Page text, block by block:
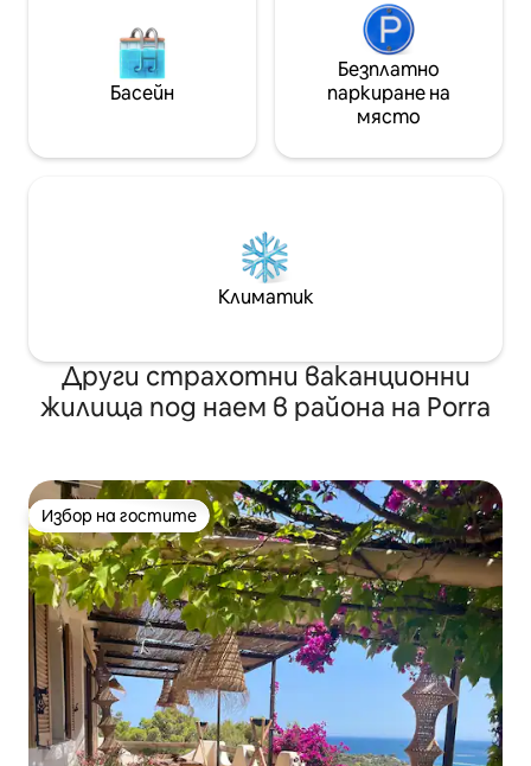
Басейн
Безплатно
паркиране на
място
Климатик
Други страхотни ваканционни
жилища под наем в района на Porra
Избор на гостите
Избор на гостите